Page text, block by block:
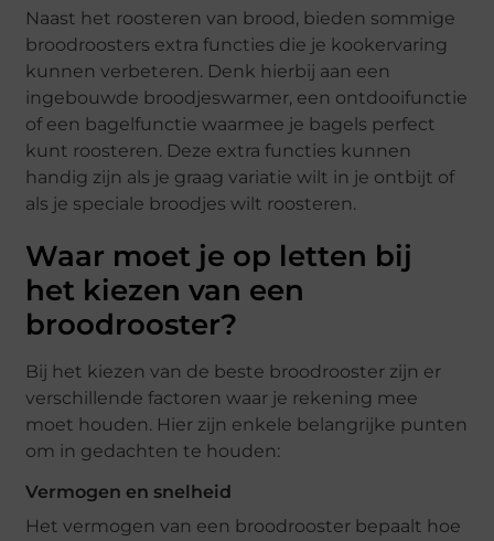
Naast het roosteren van brood, bieden sommige
broodroosters extra functies die je kookervaring
kunnen verbeteren. Denk hierbij aan een
ingebouwde broodjeswarmer, een ontdooifunctie
of een bagelfunctie waarmee je bagels perfect
kunt roosteren. Deze extra functies kunnen
handig zijn als je graag variatie wilt in je ontbijt of
als je speciale broodjes wilt roosteren.
Waar moet je op letten bij
het kiezen van een
broodrooster?
Bij het kiezen van de beste broodrooster zijn er
verschillende factoren waar je rekening mee
moet houden. Hier zijn enkele belangrijke punten
om in gedachten te houden:
Vermogen en snelheid
Het vermogen van een broodrooster bepaalt hoe